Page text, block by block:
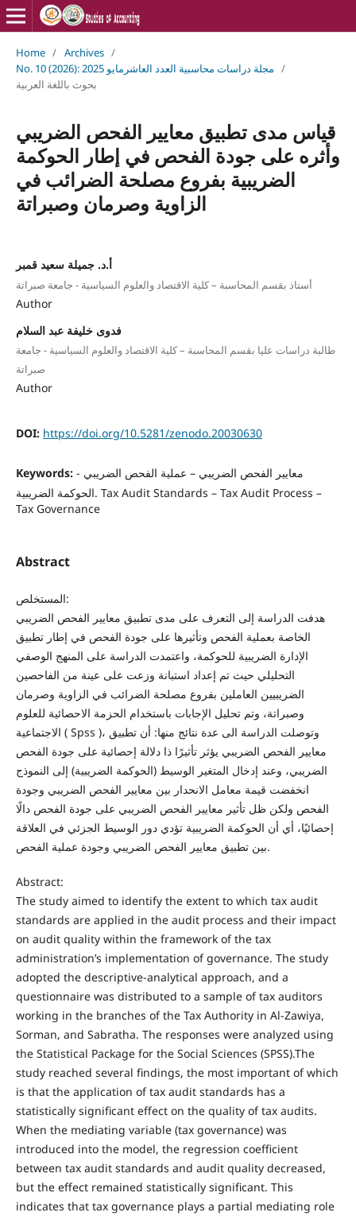
Home / Archives /
No. 10 (2026): مجلة دراسات محاسبية العدد العاشرمايو 2025 /
بحوث باللغة العربية
قياس مدى تطبيق معايير الفحص الضريبي
وأثره على جودة الفحص في إطار الحوكمة
الضريبية بفروع مصلحة الضرائب في
الزاوية وصرمان وصبراتة
أ.د. جميلة سعيد قمبر
أستاذ بقسم المحاسبة – كلية الاقتصاد والعلوم السياسية - جامعة صبراتة
Author
فدوى خليفة عبد السلام
طالبة دراسات عليا بقسم المحاسبة – كلية الاقتصاد والعلوم السياسية - جامعة
صبراتة
Author
DOI: https://doi.org/10.5281/zenodo.20030630
Keywords: معايير الفحص الضريبي – عملية الفحص الضريبي -
الحوكمة الضريبية. Tax Audit Standards – Tax Audit Process –
Tax Governance
Abstract
المستخلص:
هدفت الدراسة إلى التعرف على مدى تطبيق معايير الفحص الضريبي
الخاصة بعملية الفحص وتأثيرها على جودة الفحص في إطار تطبيق
الإدارة الضريبية للحوكمة، واعتمدت الدراسة على المنهج الوصفي
التحليلي حيث تم إعداد استبانة وزعت على عينة من الفاحصين
الضريبيين العاملين بفروع مصلحة الضرائب في الزاوية وصرمان
وصبراتة، وتم تحليل الإجابات باستخدام الحزمة الاحصائية للعلوم
الاجتماعية ( Spss )، وتوصلت الدراسة الى عدة نتائج منها: أن تطبيق
معايير الفحص الضريبي يؤثر تأثيرًا ذا دلالة إحصائية على جودة الفحص
الضريبي، وعند إدخال المتغير الوسيط (الحوكمة الضريبية) إلى النموذج
انخفضت قيمة معامل الانحدار بين معايير الفحص الضريبي وجودة
الفحص ولكن ظل تأثير معايير الفحص الضريبي على جودة الفحص دالًا
إحصائيًا، أي أن الحوكمة الضريبية تؤدي دور الوسيط الجزئي في العلاقة
بين تطبيق معايير الفحص الضريبي وجودة عملية الفحص.
Abstract:
The study aimed to identify the extent to which tax audit
standards are applied in the audit process and their impact
on audit quality within the framework of the tax
administration’s implementation of governance. The study
adopted the descriptive-analytical approach, and a
questionnaire was distributed to a sample of tax auditors
working in the branches of the Tax Authority in Al-Zawiya,
Sorman, and Sabratha. The responses were analyzed using
the Statistical Package for the Social Sciences (SPSS).The
study reached several findings, the most important of which
is that the application of tax audit standards has a
statistically significant effect on the quality of tax audits.
When the mediating variable (tax governance) was
introduced into the model, the regression coefficient
between tax audit standards and audit quality decreased,
but the effect remained statistically significant. This
indicates that tax governance plays a partial mediating role